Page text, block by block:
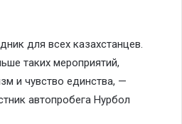
для всех казахстанцев.
таких мероприятий,
и чувство единства, —
автопробега Нурбол